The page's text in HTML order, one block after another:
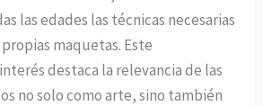
las edades las técnicas necesarias
maquetas. Este
destaca la relevancia de las
no solo como arte, sino también